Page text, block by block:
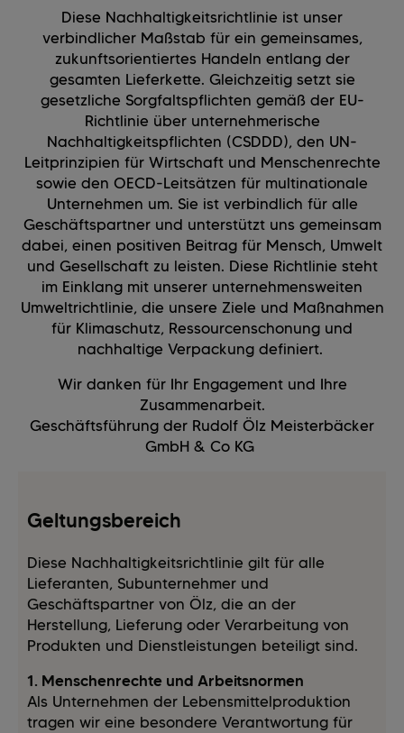
Diese Nachhaltigkeitsrichtlinie ist unser
verbindlicher Maßstab für ein gemeinsames,
zukunftsorientiertes Handeln entlang der
gesamten Lieferkette. Gleichzeitig setzt sie
gesetzliche Sorgfaltspflichten gemäß der EU-
Richtlinie über unternehmerische
Nachhaltigkeitspflichten (CSDDD), den UN-
Leitprinzipien für Wirtschaft und Menschenrechte
sowie den OECD-Leitsätzen für multinationale
Unternehmen um. Sie ist verbindlich für alle
Geschäftspartner und unterstützt uns gemeinsam
dabei, einen positiven Beitrag für Mensch, Umwelt
und Gesellschaft zu leisten. Diese Richtlinie steht
im Einklang mit unserer unternehmensweiten
Umweltrichtlinie, die unsere Ziele und Maßnahmen
für Klimaschutz, Ressourcenschonung und
nachhaltige Verpackung definiert.
Wir danken für Ihr Engagement und Ihre
Zusammenarbeit.
Geschäftsführung der Rudolf Ölz Meisterbäcker
GmbH & Co KG
Geltungsbereich
Diese Nachhaltigkeitsrichtlinie gilt für alle
Lieferanten, Subunternehmer und
Geschäftspartner von Ölz, die an der
Herstellung, Lieferung oder Verarbeitung von
Produkten und Dienstleistungen beteiligt sind.
1. Menschenrechte und Arbeitsnormen
Als Unternehmen der Lebensmittelproduktion
tragen wir eine besondere Verantwortung für